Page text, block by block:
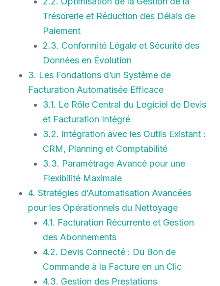
Trésorerie et Réduction des Délais de
Paiement
2.3. Conformité Légale et Sécurité des
Données en Évolution
3. Les Fondations d’un Système de
Facturation Automatisée Efficace
3.1. Le Rôle Central du Logiciel de Devis
et Facturation Intégré
3.2. Intégration avec les Outils Existant :
CRM, Planning et Comptabilité
3.3. Paramétrage Avancé pour une
Flexibilité Maximale
4. Stratégies d’Automatisation Avancées
pour les Opérationnels du Nettoyage
4.1. Facturation Récurrente et Gestion
des Abonnements
4.2. Devis Connecté : Du Bon de
Commande à la Facture en un Clic
4.3. Gestion des Prestations